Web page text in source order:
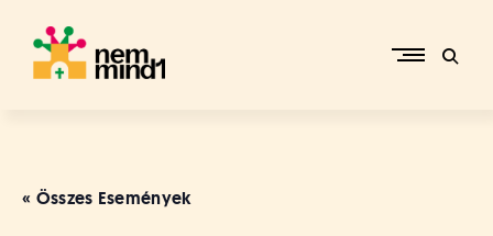
content
p
« Összes Események